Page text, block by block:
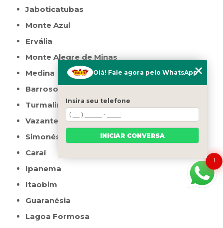
Jaboticatubas
Monte Azul
Ervália
Monte Alegre de Minas
Medina
Barroso
Turmalina
Vazante
Simonésia
Caraí
Ipanema
Itaobim
Guaranésia
Lagoa Formosa
1
Olá! Fale agora pelo WhatsApp
Insira seu telefone
INICIAR CONVERSA